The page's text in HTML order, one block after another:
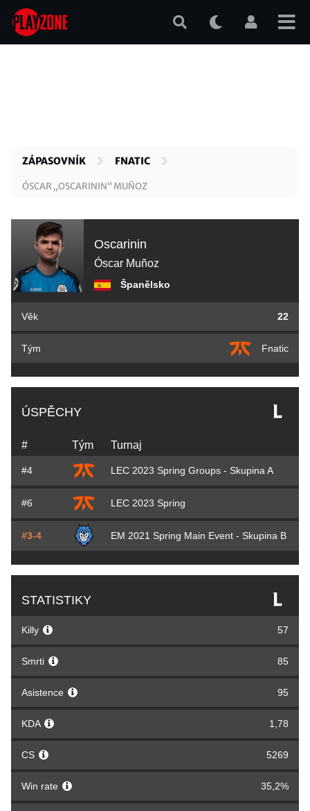
Přejít
hlavnímu
ZÁPASOVNÍK FNATIC
ÓSCAR „OSCARININ“ MUÑOZ
Oscarinin
Óscar Muñoz
Španělsko
Věk 22
Tým Fnatic
ÚSPĚCHY
# Tým Turnaj
#4 LEC 2023 Spring Groups - Skupina A
#6 LEC 2023 Spring
#3-4 EM 2021 Spring Main Event - Skupina B
STATISTIKY
Killy 57
Smrti 85
Asistence 95
KDA 1,78
CS 5269
Win rate 35,2%